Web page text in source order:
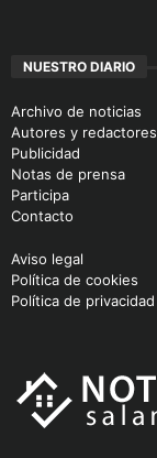
NUESTRO DIARIO
Archivo de noticias
Autores y redactores
Publicidad
Notas de prensa
Participa
Contacto
Aviso legal
Política de cookies
Política de privacidad